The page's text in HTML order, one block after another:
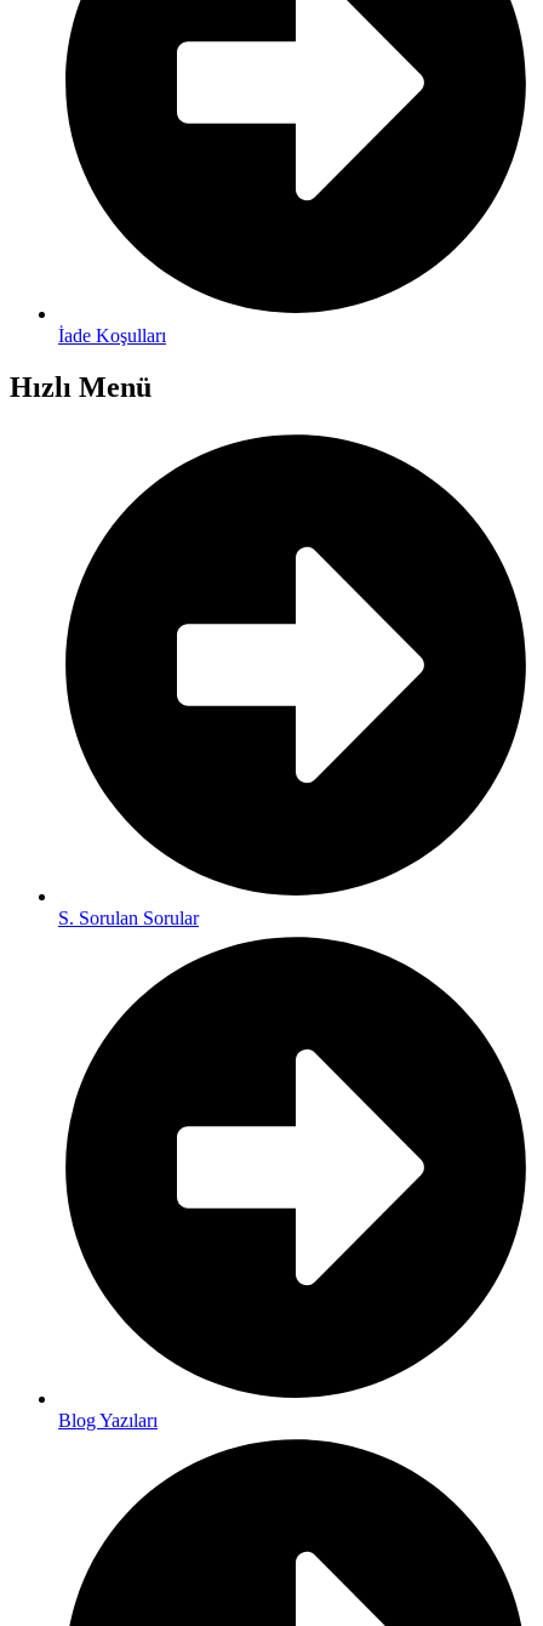
İade Koşulları
Hızlı Menü
S. Sorulan Sorular
Blog Yazıları